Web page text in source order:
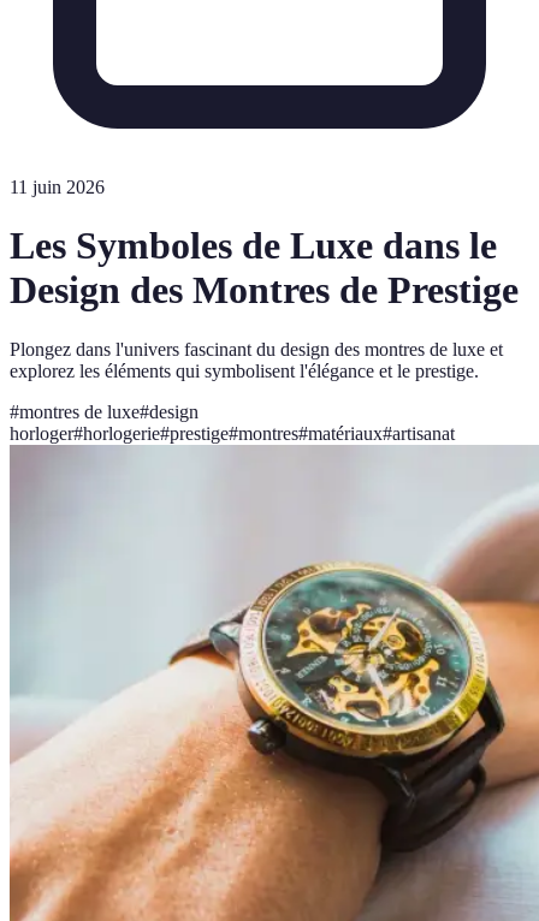
11 juin 2026
Les Symboles de Luxe dans le
Design des Montres de Prestige
Plongez dans l'univers fascinant du design des montres de luxe et
explorez les éléments qui symbolisent l'élégance et le prestige.
#montres de luxe#design
horloger#horlogerie#prestige#montres#matériaux#artisanat